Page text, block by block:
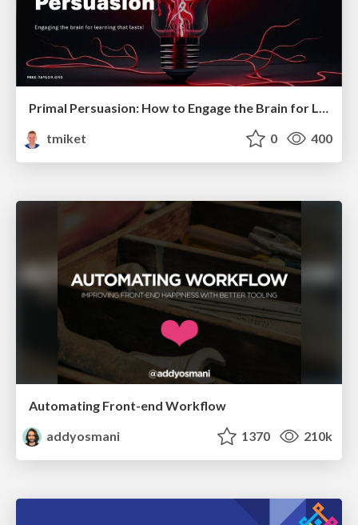
Primal Persuasion: How to Engage the Brain for Learning That Lasts
tmiket
0 400
Automating Front-end Workflow
addyosmani
1370 210k